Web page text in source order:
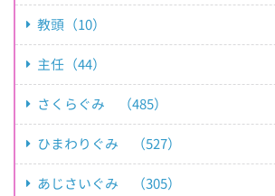
教頭（10）
主任（44）
さくらぐみ （485）
ひまわりぐみ （527）
あじさいぐみ （305）